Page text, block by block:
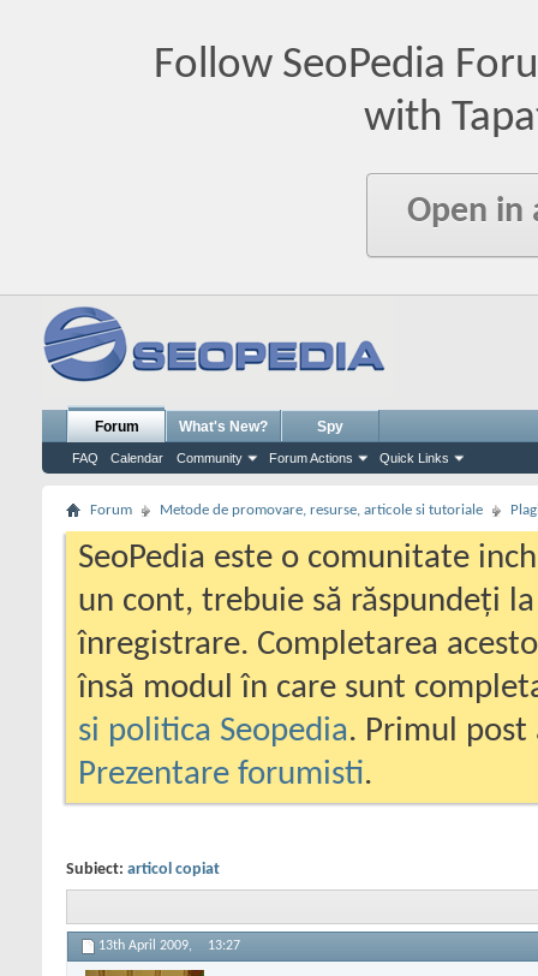
Follow SeoPedia
with
Open in
Forum
FAQ Calendar Community Forum Actions Quick Links
What's New? Spy
Forum Metode de promovare, resurse, articole si tutoriale
SeoPedia este o comunitate
un cont, trebuie să răspundeți
înregistrare. Completarea
însă modul în care sunt
si politica Seopedia. Primul
Prezentare forumisti.
Subiect: articol copiat
13th April 2009, 13:27